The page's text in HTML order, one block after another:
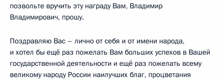
позвольте вручить эту награду Вам, Владимир
Владимирович, прошу.
Поздравляю Вас – лично от себя и от имени народа,
и хотел бы ещё раз пожелать Вам больших успехов в Вашей
государственной деятельности и ещё раз пожелать всему
великому народу России наилучших благ, процветания